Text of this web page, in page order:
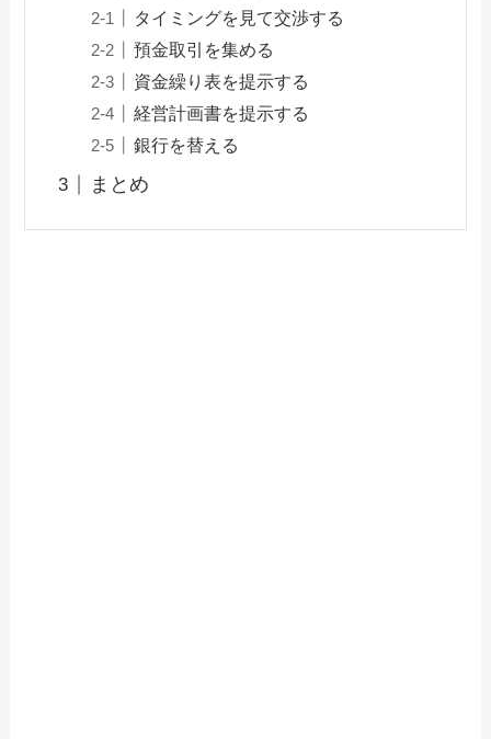
タイミングを見て交渉する
預金取引を集める
資金繰り表を提示する
経営計画書を提示する
銀行を替える
まとめ